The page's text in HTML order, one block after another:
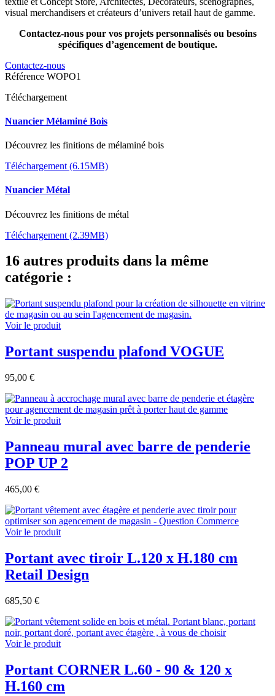
visual merchandisers et créateurs d’univers retail haut de gamme.
Contactez-nous pour vos projets personnalisés ou besoins
spécifiques d’agencement de boutique.
Contactez-nous
Référence WOPO1
Téléchargement
Nuancier Mélaminé Bois
Découvrez les finitions de mélaminé bois
Téléchargement (6.15MB)
Nuancier Métal
Découvrez les finitions de métal
Téléchargement (2.39MB)
16 autres produits dans la même
catégorie :
Voir le produit
Portant suspendu plafond VOGUE
95,00 €
Voir le produit
Panneau mural avec barre de penderie
POP UP 2
465,00 €
Voir le produit
Portant avec tiroir L.120 x H.180 cm
Retail Design
685,50 €
Voir le produit
Portant CORNER L.60 - 90 & 120 x
H.160 cm